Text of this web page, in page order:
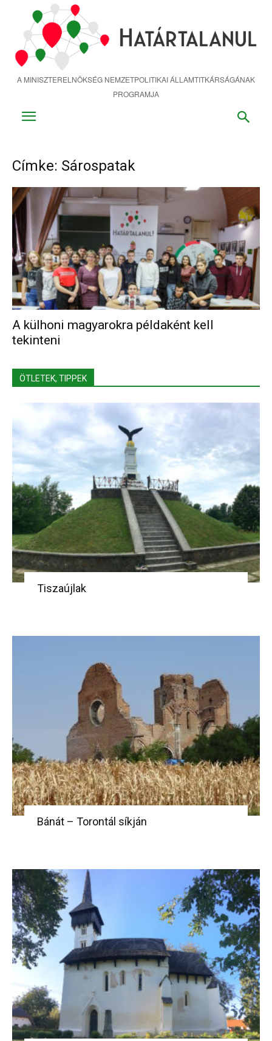
tartalomra
A MINISZTERELNÖKSÉG NEMZETPOLITIKAI ÁLLAMTITKÁRSÁGÁNAK
PROGRAMJA
Címke: Sárospatak
A külhoni magyarokra példaként kell
tekinteni
ÖTLETEK, TIPPEK
Tiszaújlak
Bánát – Torontál síkján